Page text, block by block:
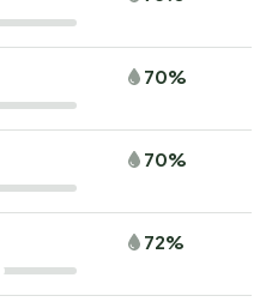
70%
70%
72%